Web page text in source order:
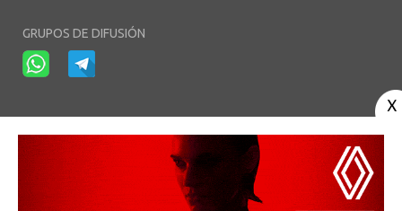
GRUPOS DE DIFUSIÓN
Aviso Legal - Política de Privacidad -Política de Cookies Área privada